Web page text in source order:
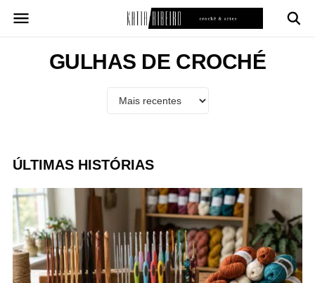
para
GULHAS DE CROCHÉ
ÚLTIMAS HISTÓRIAS